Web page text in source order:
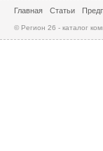
Главная Статьи
© Регион 26 - каталог